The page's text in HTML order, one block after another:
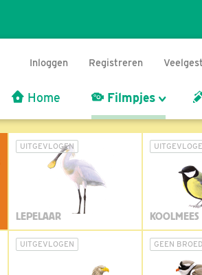
Inloggen Registreren
Home Filmpjes
UITGEVLOGEN
LEPELAAR KOOLMEES
UITGEVLOGEN GEEN